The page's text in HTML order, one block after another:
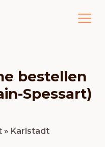
bestellen
Spessart)
» Karlstadt